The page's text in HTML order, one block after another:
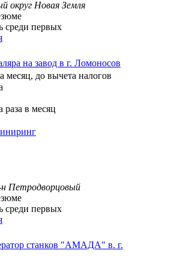
округ Новая Земля
среди первых
на завод в г. Ломоносов
месяц, до вычета налогов
в месяц
Петродворцовый
среди первых
станков "АМАДА" в. г.